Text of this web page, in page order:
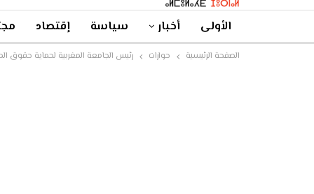
الأولى أخبار سياسة إقتصاد
الصفحة الرئيسية حوارات رئيس الجامعة المغربية لحماية حقوق